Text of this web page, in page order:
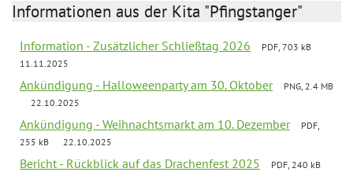
Informationen aus der Kita "Pfingstanger"
Information - Zusätzlicher Schließtag 2026
PDF, 703 kB
11.11.2025
Ankündigung - Halloweenparty am 30. Oktober
PNG, 2.4 MB
22.10.2025
Ankündigung - Weihnachtsmarkt am 10. Dezember
PDF,
255 kB
22.10.2025
Bericht - Rückblick auf das Drachenfest 2025
PDF, 240 kB